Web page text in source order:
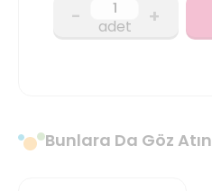
- adet +
Bunlara Da Göz Atın